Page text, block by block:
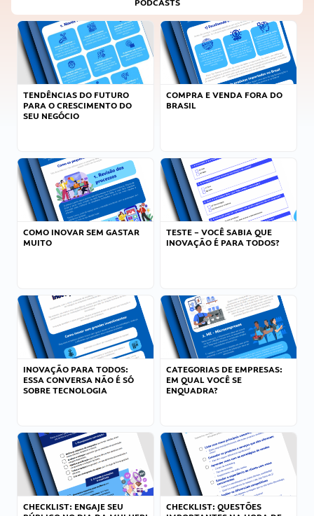
PODCASTS
TENDÊNCIAS DO FUTURO
PARA O CRESCIMENTO DO
SEU NEGÓCIO
COMPRA E VENDA FORA DO
BRASIL
COMO INOVAR SEM GASTAR
MUITO
TESTE – VOCÊ SABIA QUE
INOVAÇÃO É PARA TODOS?
INOVAÇÃO PARA TODOS:
ESSA CONVERSA NÃO É SÓ
SOBRE TECNOLOGIA
CATEGORIAS DE EMPRESAS:
EM QUAL VOCÊ SE
ENQUADRA?
CHECKLIST: ENGAJE SEU
CHECKLIST: QUESTÕES